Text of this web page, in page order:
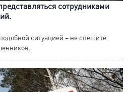
сотрудниками
ситуацией – не спешите